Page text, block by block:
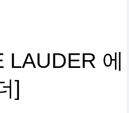
LAUDER 에
]